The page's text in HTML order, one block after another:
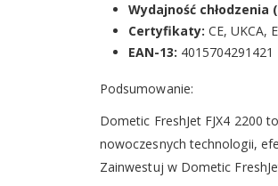
Wydajność chłodzenia
Certyfikaty: CE, UKCA,
EAN-13: 4015704291421
Podsumowanie:
Dometic FreshJet FJX4 2200
nowoczesnych technologii,
Zainwestuj w Dometic